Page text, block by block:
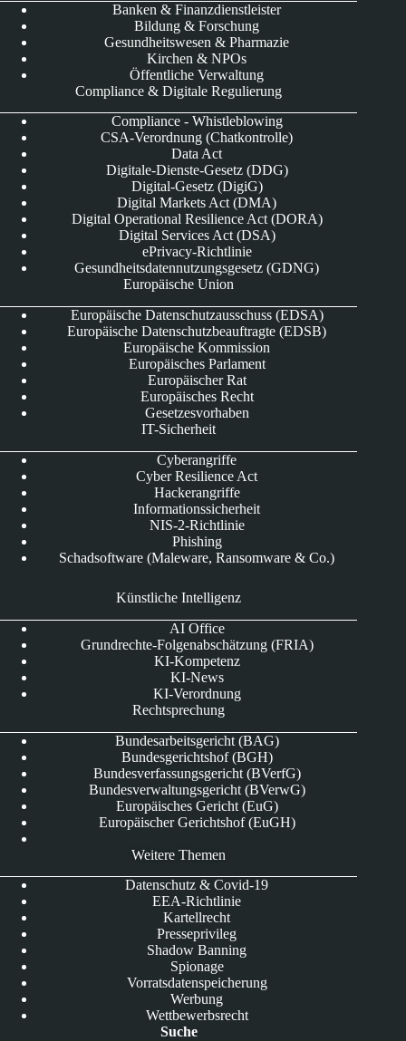
Banken & Finanzdienstleister
Bildung & Forschung
Gesundheitswesen & Pharmazie
Kirchen & NPOs
Öffentliche Verwaltung
Compliance & Digitale Regulierung
Compliance - Whistleblowing
CSA-Verordnung (Chatkontrolle)
Data Act
Digitale-Dienste-Gesetz (DDG)
Digital-Gesetz (DigiG)
Digital Markets Act (DMA)
Digital Operational Resilience Act (DORA)
Digital Services Act (DSA)
ePrivacy-Richtlinie
Gesundheitsdatennutzungsgesetz (GDNG)
Europäische Union
Europäische Datenschutzausschuss (EDSA)
Europäische Datenschutzbeauftragte (EDSB)
Europäische Kommission
Europäisches Parlament
Europäischer Rat
Europäisches Recht
Gesetzesvorhaben
IT-Sicherheit
Cyberangriffe
Cyber Resilience Act
Hackerangriffe
Informationssicherheit
NIS-2-Richtlinie
Phishing
Schadsoftware (Maleware, Ransomware & Co.)
Künstliche Intelligenz
AI Office
Grundrechte-Folgenabschätzung (FRIA)
KI-Kompetenz
KI-News
KI-Verordnung
Rechtsprechung
Bundesarbeitsgericht (BAG)
Bundesgerichtshof (BGH)
Bundesverfassungsgericht (BVerfG)
Bundesverwaltungsgericht (BVerwG)
Europäisches Gericht (EuG)
Europäischer Gerichtshof (EuGH)
Weitere Themen
Datenschutz & Covid-19
EEA-Richtlinie
Kartellrecht
Presseprivileg
Shadow Banning
Spionage
Vorratsdatenspeicherung
Werbung
Wettbewerbsrecht
Suche